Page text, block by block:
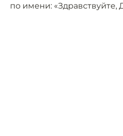
по имени: «Здравствуйте,